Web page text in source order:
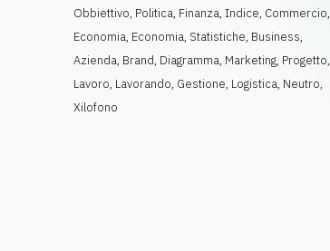
Obbiettivo, Politica, Finanza,Indice, Commercio,
Economia, Economia, Statistiche, Business,
Azienda, Brand, Diagramma, Marketing, Progetto,
Lavoro, Lavorando, Gestione, Logistica, Neutro,
Xilofono